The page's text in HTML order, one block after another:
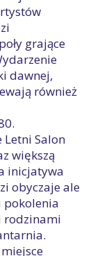
grające
dawnej,
również
Letni Salon
większą
inicjatywa
obyczaje ale
pokolenia
rodzinami